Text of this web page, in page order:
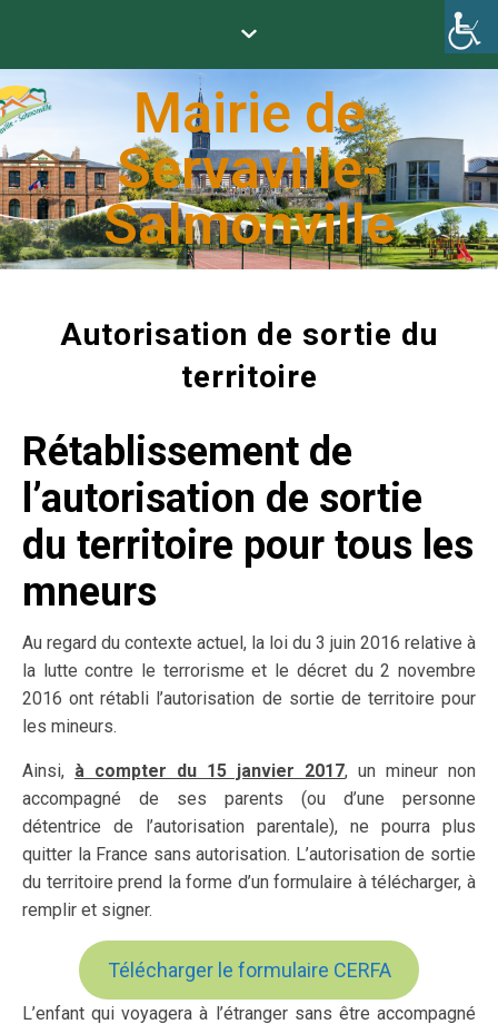
Mairie de
Servaville-
Salmonville
Autorisation de sortie du
territoire
Rétablissement de
l’autorisation de sortie
du territoire pour tous les
mneurs
Au regard du contexte actuel, la loi du 3 juin 2016 relative à
la lutte contre le terrorisme et le décret du 2 novembre
2016 ont rétabli l’autorisation de sortie de territoire pour
les mineurs.
Ainsi, à compter du 15 janvier 2017, un mineur non
accompagné de ses parents (ou d’une personne
détentrice de l’autorisation parentale), ne pourra plus
quitter la France sans autorisation. L’autorisation de sortie
du territoire prend la forme d’un formulaire à télécharger, à
remplir et signer.
Télécharger le formulaire CERFA
L’enfant qui voyagera à l’étranger sans être accompagné